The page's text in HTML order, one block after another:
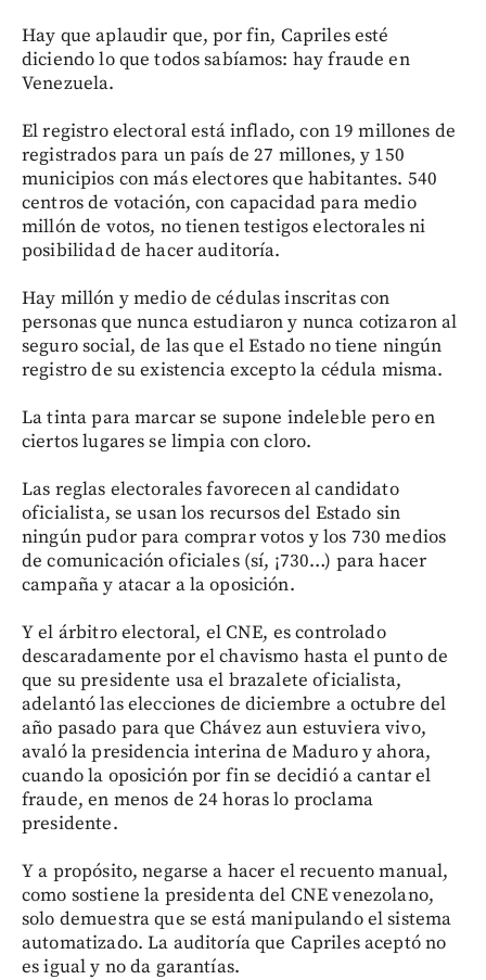
Hay que aplaudir que, por fin, Capriles esté
diciendo lo que todos sabíamos: hay fraude en
Venezuela.
El registro electoral está inflado, con 19 millones de
registrados para un país de 27 millones, y 150
municipios con más electores que habitantes. 540
centros de votación, con capacidad para medio
millón de votos, no tienen testigos electorales ni
posibilidad de hacer auditoría.
Hay millón y medio de cédulas inscritas con
personas que nunca estudiaron y nunca cotizaron al
seguro social, de las que el Estado no tiene ningún
registro de su existencia excepto la cédula misma.
La tinta para marcar se supone indeleble pero en
ciertos lugares se limpia con cloro.
Las reglas electorales favorecen al candidato
oficialista, se usan los recursos del Estado sin
ningún pudor para comprar votos y los 730 medios
de comunicación oficiales (sí, ¡730…) para hacer
campaña y atacar a la oposición.
Y el árbitro electoral, el CNE, es controlado
descaradamente por el chavismo hasta el punto de
que su presidente usa el brazalete oficialista,
adelantó las elecciones de diciembre a octubre del
año pasado para que Chávez aun estuviera vivo,
avaló la presidencia interina de Maduro y ahora,
cuando la oposición por fin se decidió a cantar el
fraude, en menos de 24 horas lo proclama
presidente.
Y a propósito, negarse a hacer el recuento manual,
como sostiene la presidenta del CNE venezolano,
solo demuestra que se está manipulando el sistema
automatizado. La auditoría que Capriles aceptó no
es igual y no da garantías.